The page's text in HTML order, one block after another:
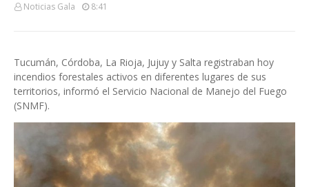
Noticias Gala 8:41
Tucumán, Córdoba, La Rioja, Jujuy y Salta registraban hoy
incendios forestales activos en diferentes lugares de sus
territorios, informó el Servicio Nacional de Manejo del Fuego
(SNMF).